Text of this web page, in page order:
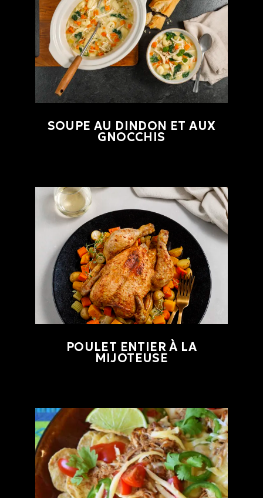
SOUPE AU DINDON ET AUX
GNOCCHIS
POULET ENTIER À LA
MIJOTEUSE